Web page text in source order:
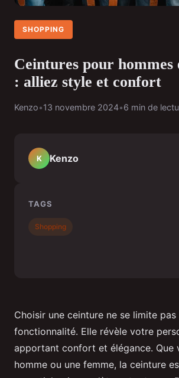
SHOPPING
Ceintures pour hommes
: alliez style et confort
Kenzo•13 novembre 2024•6 min de
Choisir une ceinture ne se limite pas
fonctionnalité. Elle révèle votre
apportant confort et élégance. Que
homme ou une femme, la ceinture
K Kenzo
TAGS
Shopping